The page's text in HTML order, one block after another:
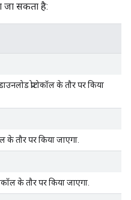
जा सकता है:
प्रोटोकॉल के तौर पर किया
के तौर पर किया जाएगा.
के तौर पर किया जाएगा.